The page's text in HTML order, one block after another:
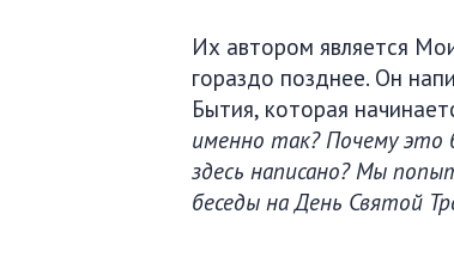
Их автором является
гораздо позднее. Он
Бытия, которая
именно так? Почему это
здесь написано? Мы
беседы на День Святой